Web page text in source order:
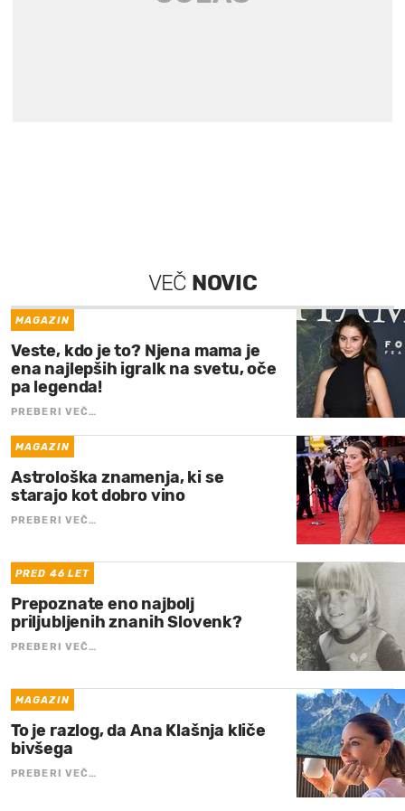
VEČ NOVIC
MAGAZIN
Veste, kdo je to? Njena mama je
ena najlepših igralk na svetu, oče
pa legenda!
PREBERI VEČ…
MAGAZIN
Astrološka znamenja, ki se
starajo kot dobro vino
PREBERI VEČ…
PRED 46 LET
Prepoznate eno najbolj
priljubljenih znanih Slovenk?
PREBERI VEČ…
MAGAZIN
To je razlog, da Ana Klašnja kliče
bivšega
PREBERI VEČ…